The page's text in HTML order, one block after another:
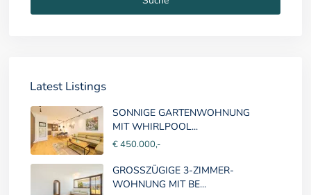
Latest Listings
SONNIGE GARTENWOHNUNG
MIT WHIRLPOOL...
€ 450.000,-
GROSSZÜGIGE 3-ZIMMER-
WOHNUNG MIT BE...